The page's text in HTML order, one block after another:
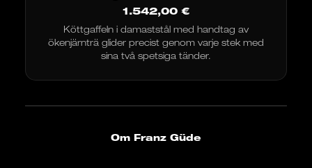
1.542,00 €
Köttgaffeln i damaststål med handtag av
ökenjärnträ glider precist genom varje stek med
sina två spetsiga tänder.
Om Franz Güde